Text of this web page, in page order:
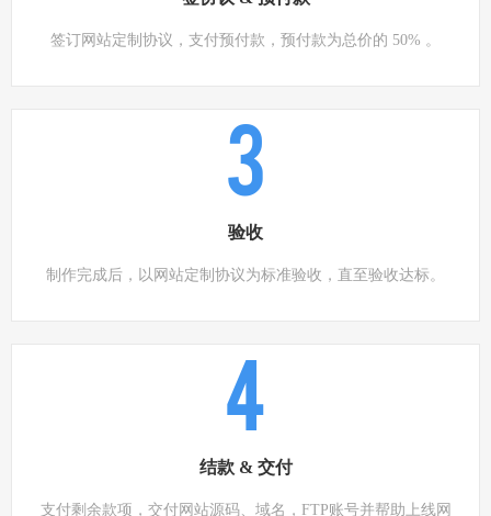
签订网站定制协议，支付预付款，预付款为总价的 50% 。
3
验收
制作完成后，以网站定制协议为标准验收，直至验收达标。
4
结款 & 交付
支付剩余款项，交付网站源码、域名，FTP账号并帮助上线网